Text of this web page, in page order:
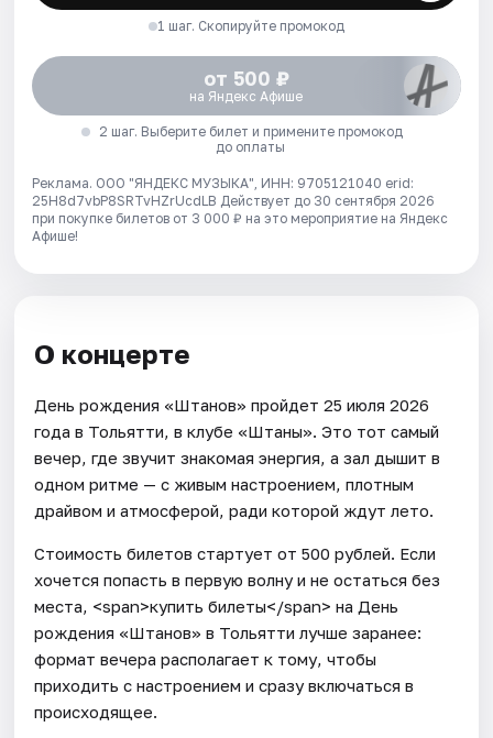
1 шаг. Скопируйте промокод
от 500 ₽
на Яндекс Афише
2 шаг. Выберите билет и примените промокод
до оплаты
Реклама. ООО "ЯНДЕКС МУЗЫКА", ИНН: 9705121040 erid:
25H8d7vbP8SRTvHZrUcdLB Действует до 30 сентября 2026
при покупке билетов от 3 000 ₽ на это мероприятие на Яндекс
Афише!
О концерте
День рождения «Штанов» пройдет 25 июля 2026
года в Тольятти, в клубе «Штаны». Это тот самый
вечер, где звучит знакомая энергия, а зал дышит в
одном ритме — с живым настроением, плотным
драйвом и атмосферой, ради которой ждут лето.
Стоимость билетов стартует от 500 рублей. Если
хочется попасть в первую волну и не остаться без
места, <span>купить билеты</span> на День
рождения «Штанов» в Тольятти лучше заранее:
формат вечера располагает к тому, чтобы
приходить с настроением и сразу включаться в
происходящее.